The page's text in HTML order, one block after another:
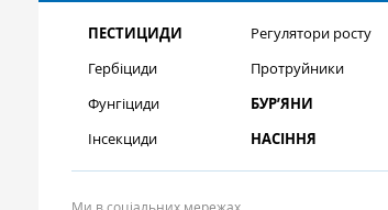
ПЕСТИЦИДИ
Гербіциди
Фунгіциди
Інсекциди
Регулятори росту
Протруйники
БУР’ЯНИ
НАСІННЯ